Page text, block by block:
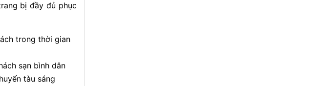
bị đầy đủ phục
trong thời gian
sạn bình dân
tàu sáng